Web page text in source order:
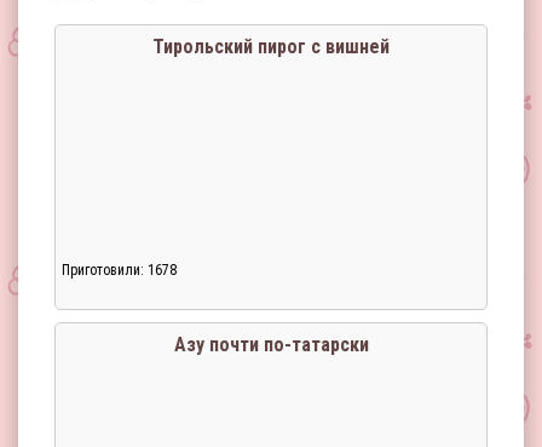
Тирольский пирог с вишней
Приготовили: 1678
Азу почти по-татарски